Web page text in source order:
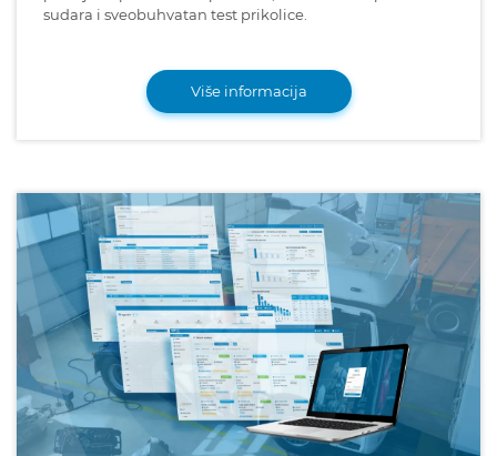
sudara i sveobuhvatan test prikolice.
Više informacija